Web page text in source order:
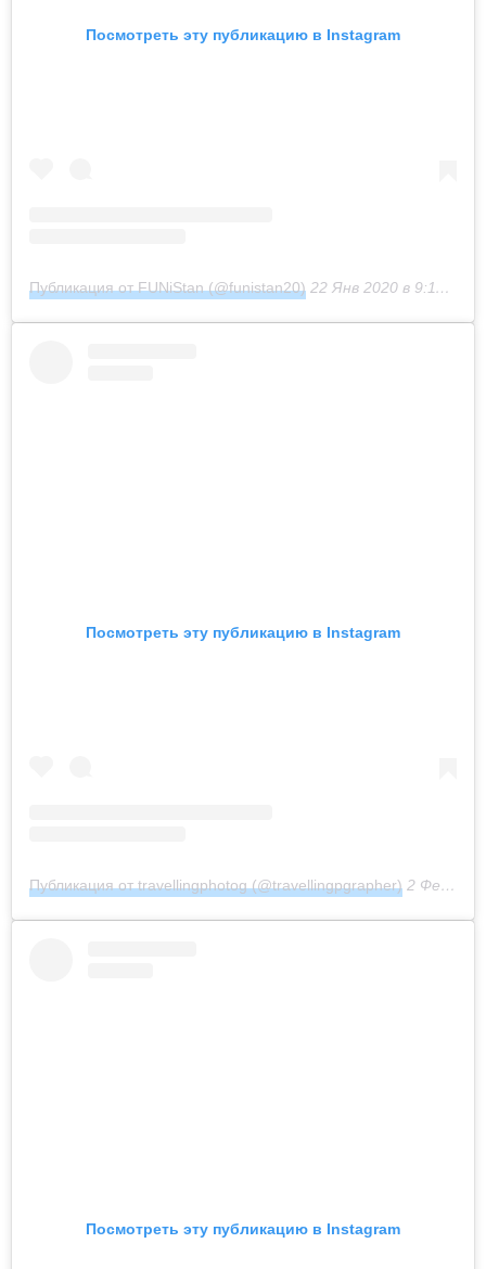
Посмотреть эту публикацию в Instagram
Публикация от FUNiStan (@funistan20) 22 Янв 2020 в 9:11 PST
Посмотреть эту публикацию в Instagram
Публикация от travellingphotog (@travellingpgrapher) 2 Фев 2020 в 7:18 PST
Посмотреть эту публикацию в Instagram